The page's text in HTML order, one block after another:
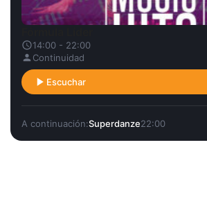
14:00 - 22:00
Continuidad
Escuchar
A continuación:Superdanze22:00